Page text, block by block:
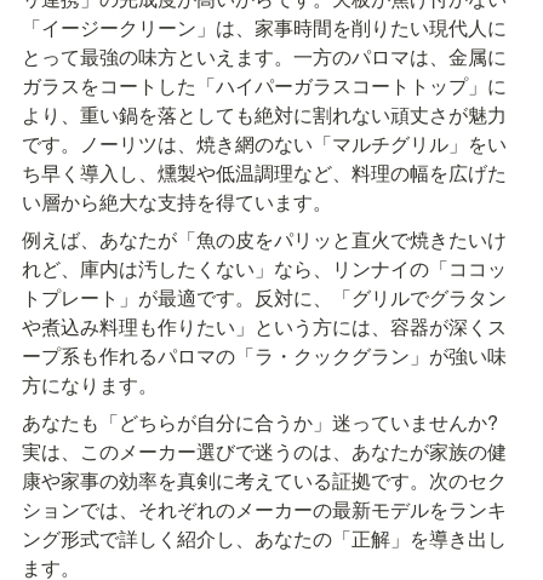
「イージークリーン」は、家事時間を削りたい現代人に
とって最強の味方といえます。一方のパロマは、金属に
ガラスをコートした「ハイパーガラスコートトップ」に
より、重い鍋を落としても絶対に割れない頑丈さが魅力
です。ノーリツは、焼き網のない「マルチグリル」をい
ち早く導入し、燻製や低温調理など、料理の幅を広げた
い層から絶大な支持を得ています。
例えば、あなたが「魚の皮をパリッと直火で焼きたいけ
れど、庫内は汚したくない」なら、リンナイの「ココッ
トプレート」が最適です。反対に、「グリルでグラタン
や煮込み料理も作りたい」という方には、容器が深くス
ープ系も作れるパロマの「ラ・クックグラン」が強い味
方になります。
あなたも「どちらが自分に合うか」迷っていませんか?
実は、このメーカー選びで迷うのは、あなたが家族の健
康や家事の効率を真剣に考えている証拠です。次のセク
ションでは、それぞれのメーカーの最新モデルをランキ
ング形式で詳しく紹介し、あなたの「正解」を導き出し
ます。